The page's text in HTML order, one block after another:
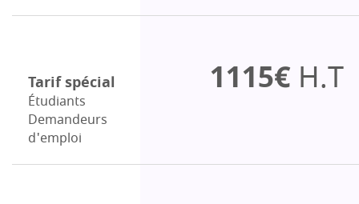
Tarif spécial
Étudiants
Demandeurs
d'emploi
1115€ H.T